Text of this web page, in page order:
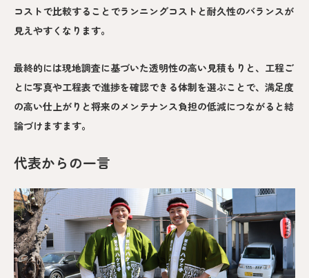
コストで比較することでランニングコストと耐久性のバランスが
見えやすくなります。
最終的には現地調査に基づいた透明性の高い見積もりと、工程ご
とに写真や工程表で進捗を確認できる体制を選ぶことで、満足度
の高い仕上がりと将来のメンテナンス負担の低減につながると結
論づけますます。
代表からの一言